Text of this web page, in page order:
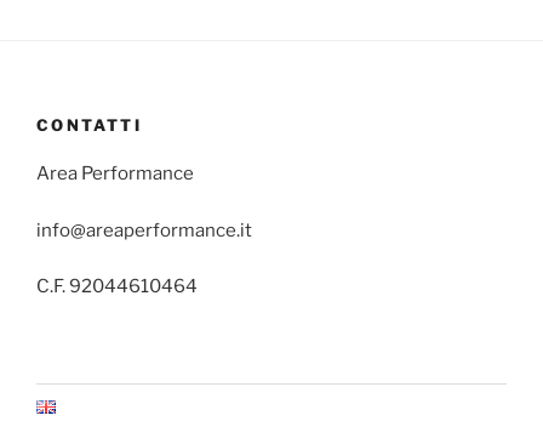
CONTATTI
Area Performance
info@areaperformance.it
C.F. 92044610464